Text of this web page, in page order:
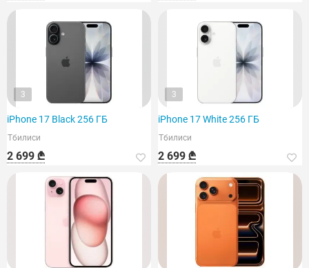
3
iPhone 17 Black 256 ГБ
Тбилиси
2 699 ₾
3
iPhone 17 White 256 ГБ
Тбилиси
2 699 ₾